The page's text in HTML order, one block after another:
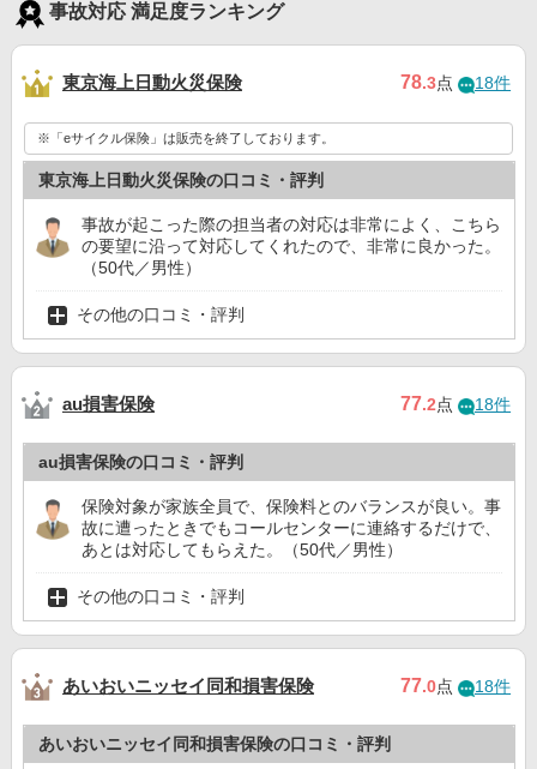
事故対応 満足度ランキング
東京海上日動火災保険 78.3点 18件
※「eサイクル保険」は販売を終了しております。
東京海上日動火災保険の口コミ・評判
事故が起こった際の担当者の対応は非常によく、こちら
の要望に沿って対応してくれたので、非常に良かった。
（50代／男性）
その他の口コミ・評判
au損害保険 77.2点 18件
au損害保険の口コミ・評判
保険対象が家族全員で、保険料とのバランスが良い。事
故に遭ったときでもコールセンターに連絡するだけで、
あとは対応してもらえた。（50代／男性）
その他の口コミ・評判
あいおいニッセイ同和損害保険 77.0点 18件
あいおいニッセイ同和損害保険の口コミ・評判